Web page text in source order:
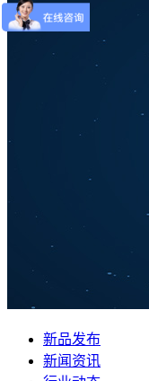
新品发布
新闻资讯